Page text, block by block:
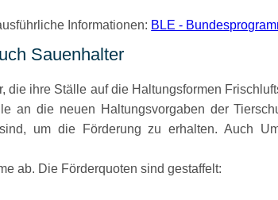
Informationen: BLE -
Sauenhalter
ihre Ställe auf die Haltungsformen
die neuen Haltungsvorgaben der
um die Förderung zu erhalten. Auch
ab. Die Förderquoten sind gestaffelt: